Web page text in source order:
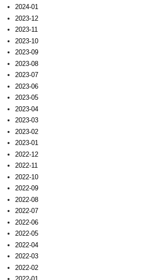
2024-01
2023-12
2023-11
2023-10
2023-09
2023-08
2023-07
2023-06
2023-05
2023-04
2023-03
2023-02
2023-01
2022-12
2022-11
2022-10
2022-09
2022-08
2022-07
2022-06
2022-05
2022-04
2022-03
2022-02